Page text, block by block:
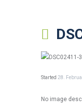
Started 28.
No image